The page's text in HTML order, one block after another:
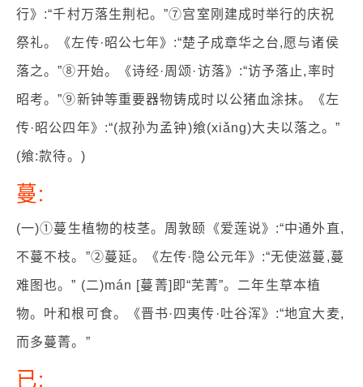
行》:“千村万落生荆杞。”⑦宫室刚建成时举行的庆祝
祭礼。《左传·昭公七年》:“楚子成章华之台,愿与诸侯
落之。”⑧开始。《诗经·周颂·访落》:“访予落止,率时
昭考。”⑨新钟等重要器物铸成时以公猪血涂抹。《左
传·昭公四年》:“(叔孙为孟钟)飨(xiǎng)大夫以落之。”
(飨:款待。)
蔓:
(一)①蔓生植物的枝茎。周敦颐《爱莲说》:“中通外直,
不蔓不枝。”②蔓延。《左传·隐公元年》:“无使滋蔓,蔓
难图也。” (二)mán [蔓菁]即“芜菁”。二年生草本植
物。叶和根可食。《晋书·四夷传·吐谷浑》:“地宜大麦,
而多蔓菁。”
已: